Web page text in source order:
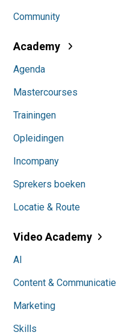
Community
Academy
Agenda
Mastercourses
Trainingen
Opleidingen
Incompany
Sprekers boeken
Locatie & Route
Video Academy
AI
Content & Communicatie
Marketing
Skills